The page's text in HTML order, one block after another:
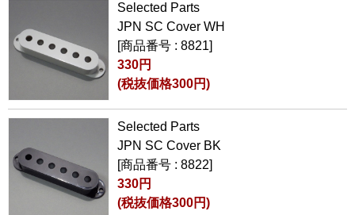
Selected Parts
JPN SC Cover WH
[商品番号 : 8821]
330円
(税抜価格300円)
Selected Parts
JPN SC Cover BK
[商品番号 : 8822]
330円
(税抜価格300円)